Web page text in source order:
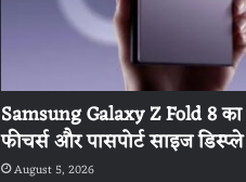
Samsung Galaxy Z Fold 8
फीचर्स और पासपोर्ट साइज
August 5, 2026